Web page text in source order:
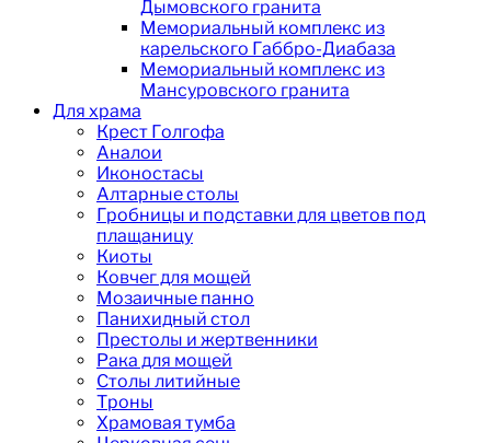
Дымовского гранита
Мемориальный комплекс из
карельского Габбро-Диабаза
Мемориальный комплекс из
Мансуровского гранита
Для храма
Крест Голгофа
Аналои
Иконостасы
Алтарные столы
Гробницы и подставки для цветов под
плащаницу
Киоты
Ковчег для мощей
Мозаичные панно
Панихидный стол
Престолы и жертвенники
Рака для мощей
Столы литийные
Троны
Храмовая тумба